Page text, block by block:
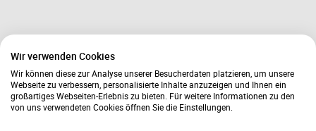
51 Bewertungen auf anwalt.de
Wir verwenden Cookies
Wir können diese zur Analyse unserer Besucherdaten platzieren, um unsere
Webseite zu verbessern, personalisierte Inhalte anzuzeigen und Ihnen ein
großartiges Webseiten-Erlebnis zu bieten. Für weitere Informationen zu den
von uns verwendeten Cookies öffnen Sie die Einstellungen.